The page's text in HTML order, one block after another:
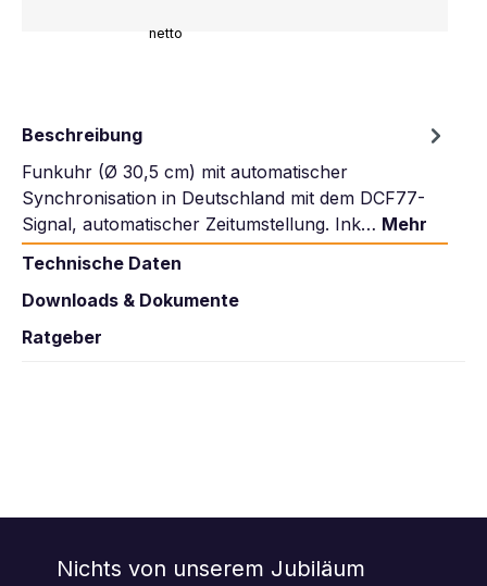
netto
Beschreibung
Funkuhr (Ø 30,5 cm) mit automatischer
Synchronisation in Deutschland mit dem DCF77-
Signal, automatischer Zeitumstellung. Ink… Mehr
Technische Daten
Downloads & Dokumente
Ratgeber
Nichts von unserem Jubiläum